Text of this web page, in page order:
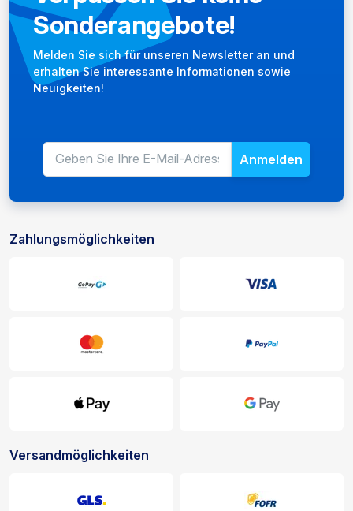
Newsletter
Sonderangebote!
Melden Sie sich für unseren Newsletter an und
erhalten Sie interessante Informationen sowie
Neuigkeiten!
E-Mail-Adresse für den
Geben Sie Ihre E-Mail-Adresse
Anmelden
Zahlungs- und Liefermöglichkeiten
Zahlungsmöglichkeiten
Versandmöglichkeiten